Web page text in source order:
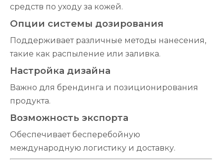
средств по уходу за кожей.
Опции системы дозирования
Поддерживает различные методы нанесения,
такие как распыление или заливка.
Настройка дизайна
Важно для брендинга и позиционирования
продукта.
Возможность экспорта
Обеспечивает бесперебойную
международную логистику и доставку.